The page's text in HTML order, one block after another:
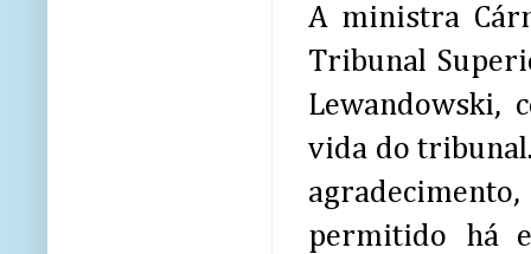
A ministra
Tribunal
Lewandowski,
vida do
permitido há